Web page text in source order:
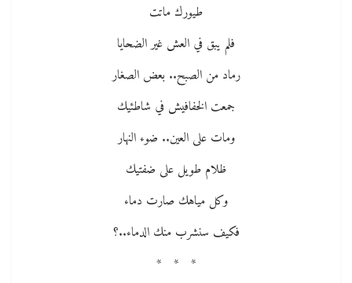
طيورك ماتت
فلم يبق في العش غير الضحايا
رماد من الصبح.. بعض الصغار
جمعت الخفافيش في شاطئيك
ومات على العين.. ضوء النهار
ظلام طويل على ضفتيك
وكل مياهك صارت دماء
فكيف سنشرب منك الدماء..؟
* * *